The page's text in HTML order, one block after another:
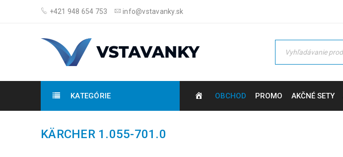
+421 948 654 753 info@vstavanky.sk
KATEGÓRIE OBCHOD PROMO AKČNÉ SETY
KÄRCHER 1.055-701.0